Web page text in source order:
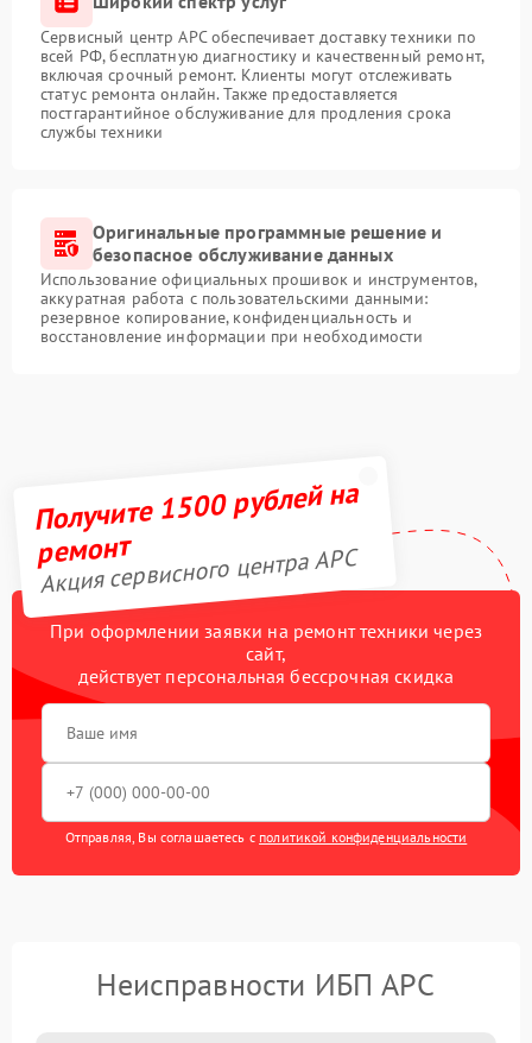
Сервисный центр APC обеспечивает доставку техники по
всей РФ, бесплатную диагностику и качественный ремонт,
включая срочный ремонт. Клиенты могут отслеживать
статус ремонта онлайн. Также предоставляется
постгарантийное обслуживание для продления срока
службы техники
Оригинальные программные решение и
безопасное обслуживание данных
Использование официальных прошивок и инструментов,
аккуратная работа с пользовательскими данными:
резервное копирование, конфиденциальность и
восстановление информации при необходимости
Получите 1500 рублей на
ремонт
Акция сервисного центра APC
При оформлении заявки на ремонт техники через
сайт,
действует персональная бессрочная скидка
Отправляя, Вы соглашаетесь с политикой конфиденциальности
Неисправности ИБП APC